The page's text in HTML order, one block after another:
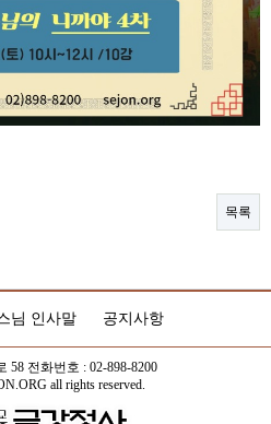
목록
님 인사말 공지사항
58 전화번호 : 02-898-8200
all rights reserved.